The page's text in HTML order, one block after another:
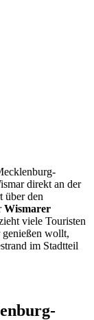
direkt an der
über den
Wismarer
viele Touristen
genießen wollt,
im Stadtteil